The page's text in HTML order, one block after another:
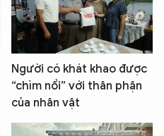
Người có khát khao được
“chìm nổi” với thân phận
của nhân vật